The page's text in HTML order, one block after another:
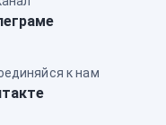
к нам